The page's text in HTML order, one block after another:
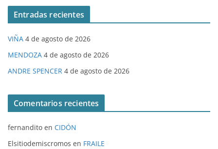
Entradas recientes
VIÑA 4 de agosto de 2026
MENDOZA 4 de agosto de 2026
ANDRE SPENCER 4 de agosto de 2026
Comentarios recientes
fernandito en CIDÓN
Elsitiodemiscromos en FRAILE